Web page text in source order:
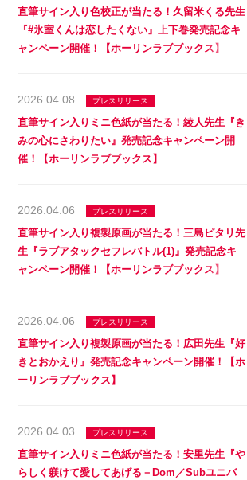
直筆サイン入り色校正が当たる！久留米くる先生
『#氷室くんは恋したくない』上下巻発売記念キ
ャンペーン開催！【ホーリンラブブックス】
2026.04.08 プレスリリース
直筆サイン入りミニ色紙が当たる！綾人先生『き
みの心にさわりたい』発売記念キャンペーン開
催！【ホーリンラブブックス】
2026.04.06 プレスリリース
直筆サイン入り複製原画が当たる！三島ピタリ先
生『ラブアタックセフレバトル(1)』発売記念キ
ャンペーン開催！【ホーリンラブブックス】
2026.04.06 プレスリリース
直筆サイン入り複製原画が当たる！広田先生『好
きとおかえり』発売記念キャンペーン開催！【ホ
ーリンラブブックス】
2026.04.03 プレスリリース
直筆サイン入りミニ色紙が当たる！安里先生『や
らしく躾けて愛してあげる－Dom／Subユニバ